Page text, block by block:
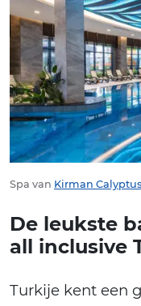
Spa van Kirman
De leukste
all inclusive
Turkije kent een